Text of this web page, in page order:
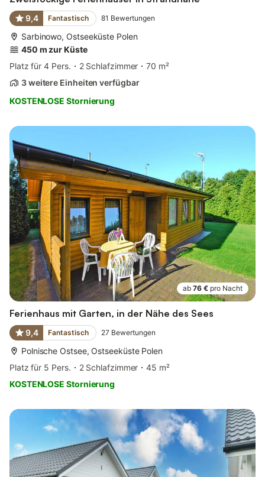
9,4 Fantastisch 81 Bewertungen
Sarbinowo, Ostseeküste Polen
450 m zur Küste
Platz für 4 Pers.
2 Schlafzimmer
70 m²
3 weitere Einheiten verfügbar
KOSTENLOSE Stornierung
ab 76 € pro Nacht
Ferienhaus mit Garten, in der Nähe des Sees
9,4 Fantastisch 27 Bewertungen
Polnische Ostsee, Ostseeküste Polen
Platz für 5 Pers.
2 Schlafzimmer
45 m²
KOSTENLOSE Stornierung